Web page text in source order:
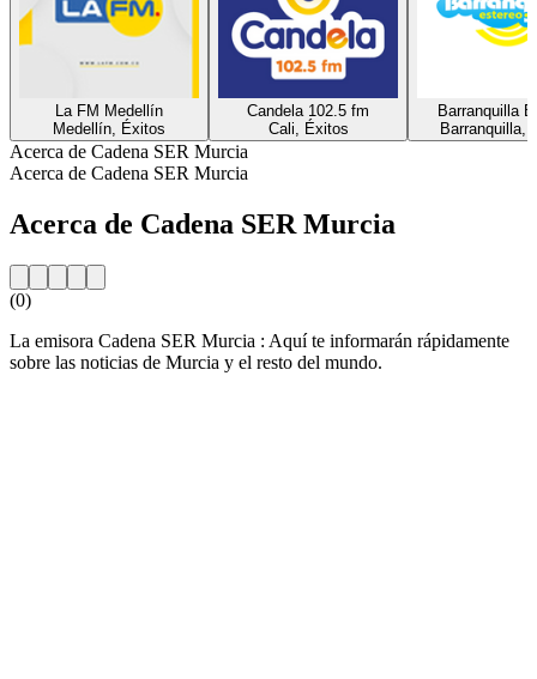
La FM Medellín
Medellín, Éxitos
Candela 102.5 fm
Cali, Éxitos
Barranquilla
Barranquilla,
Acerca de Cadena SER Murcia
Acerca de Cadena SER Murcia
Acerca de Cadena SER Murcia
(0)
La emisora Cadena SER Murcia : Aquí te informarán rápidamente
sobre las noticias de Murcia y el resto del mundo.